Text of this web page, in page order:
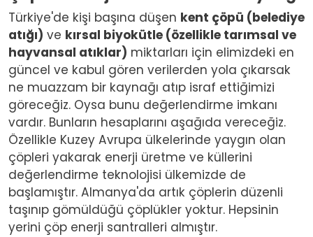
Türkiye'de kişi başına düşen kent çöpü (belediye
atığı) ve kırsal biyokütle (özellikle tarımsal ve
hayvansal atıklar) miktarları için elimizdeki en
güncel ve kabul gören verilerden yola çıkarsak
ne muazzam bir kaynağı atıp israf ettiğimizi
göreceğiz. Oysa bunu değerlendirme imkanı
vardır. Bunların hesaplarını aşağıda vereceğiz.
Özellikle Kuzey Avrupa ülkelerinde yaygın olan
çöpleri yakarak enerji üretme ve küllerini
değerlendirme teknolojisi ülkemizde de
başlamıştır. Almanya'da artık çöplerin düzenli
taşınıp gömüldüğü çöplükler yoktur. Hepsinin
yerini çöp enerji santralleri almıştır.